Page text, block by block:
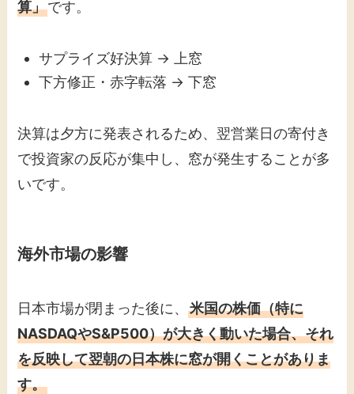
算」です。
サプライズ好決算 → 上窓
下方修正・赤字転落 → 下窓
決算は夕方に発表されるため、翌営業日の寄付き
で投資家の反応が集中し、窓が発生することが多
いです。
海外市場の影響
日本市場が閉まった後に、米国の株価（特に
NASDAQやS&P500）が大きく動いた場合、それ
を反映して翌朝の日本株に窓が開くことがありま
す。